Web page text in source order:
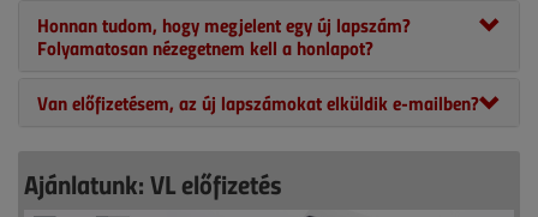
Honnan tudom, hogy megjelent egy új lapszám?
Folyamatosan nézegetnem kell a honlapot?
Van előfizetésem, az új lapszámokat elküldik e-mailben?
Ajánlatunk: VL előfizetés